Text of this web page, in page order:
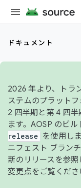
ドキュメント
2026 年より、トラ
ステムのプラット
2 四半期と第 4 四
ます。AOSP のビル
release
を使用しま
ニフェスト ブラン
新のリリースを参
変更点をご覧くださ